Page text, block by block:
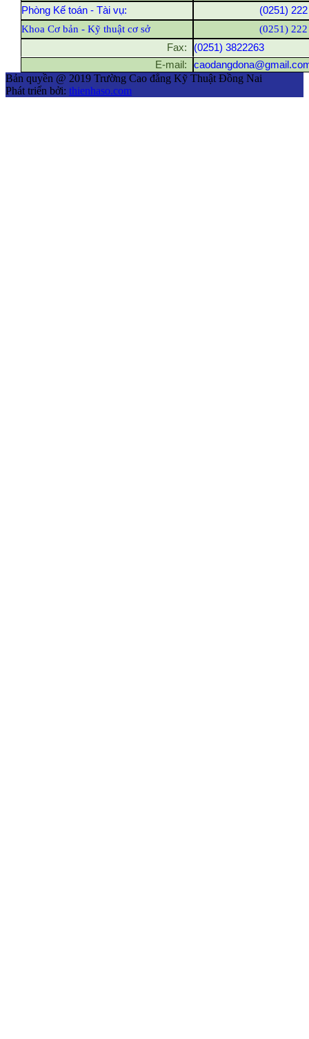
Phòng Kế toán - Tài vụ:
(0251)
Khoa Cơ bản - Kỹ thuật cơ sở
(0251)
Fax:
(0251) 3822263
E-mail:
Bản quyền @ 2019 Trường Cao đẳng Kỹ Thuật Đồng Nai
Phát triển bởi: thienhaso.com